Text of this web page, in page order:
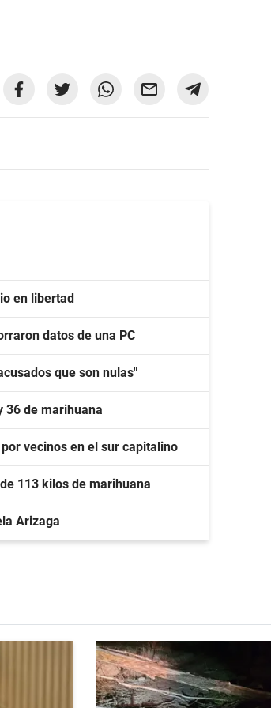
en libertad
datos de una PC
que son nulas"
36 de marihuana
vecinos en el sur capitalino
113 kilos de marihuana
Arizaga